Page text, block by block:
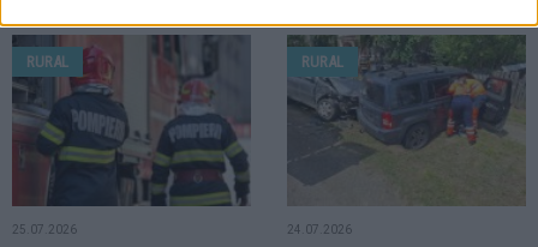
RURAL
25.07.2026
RURAL
24.07.2026